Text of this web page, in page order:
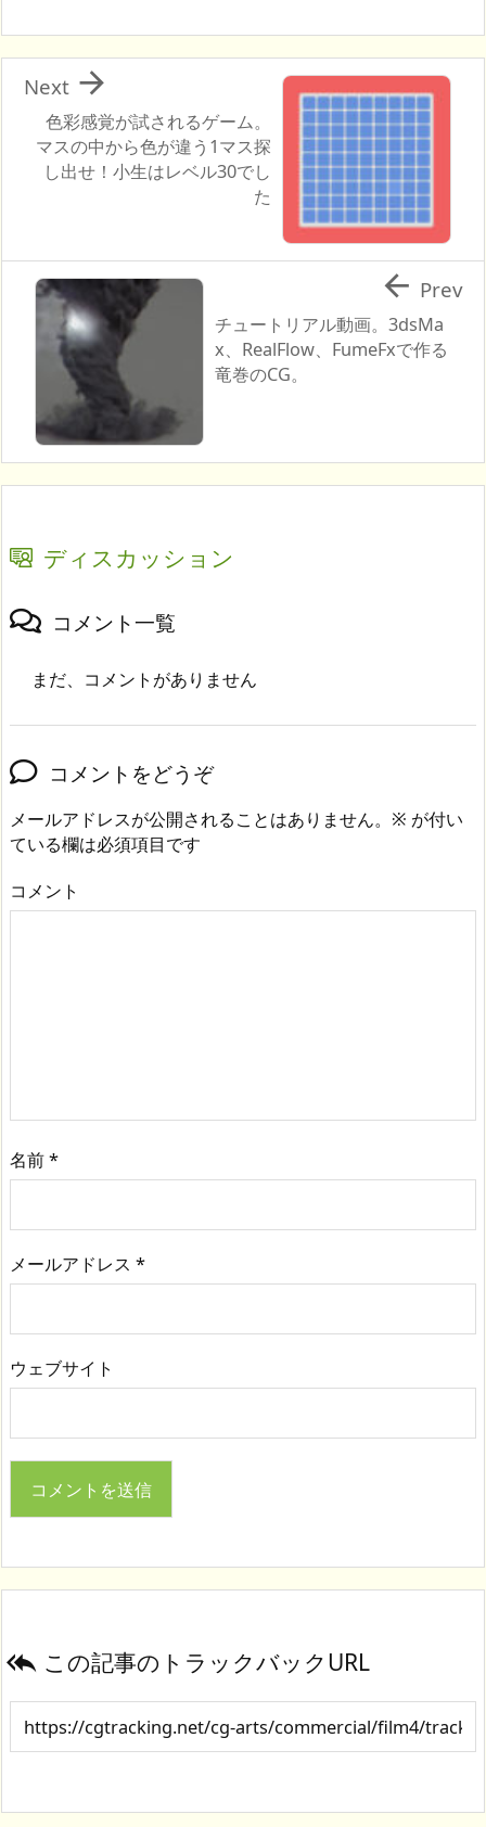
色彩感覚が試されるゲーム。
マスの中から色が違う1マス探
し出せ！小生はレベル30でし
た

Next
チュートリアル動画。3dsMa
x、RealFlow、FumeFxで作る
竜巻のCG。
 Prev
ディスカッション
コメント一覧
まだ、コメントがありません
コメントをどうぞ
メールアドレスが公開されることはありません。 ※ が付い
ている欄は必須項目です
コメント
名前*
メールアドレス *
ウェブサイト
 この記事のトラックバックURL